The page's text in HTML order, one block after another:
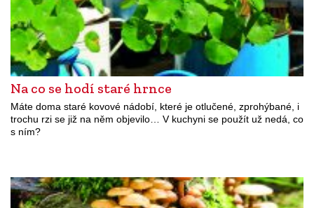
Na co se hodí staré hrnce
Máte doma staré kovové nádobí, které je otlučené, zprohýbané, i
trochu rzi se již na něm objevilo… V kuchyni se použít už nedá, co
s ním?